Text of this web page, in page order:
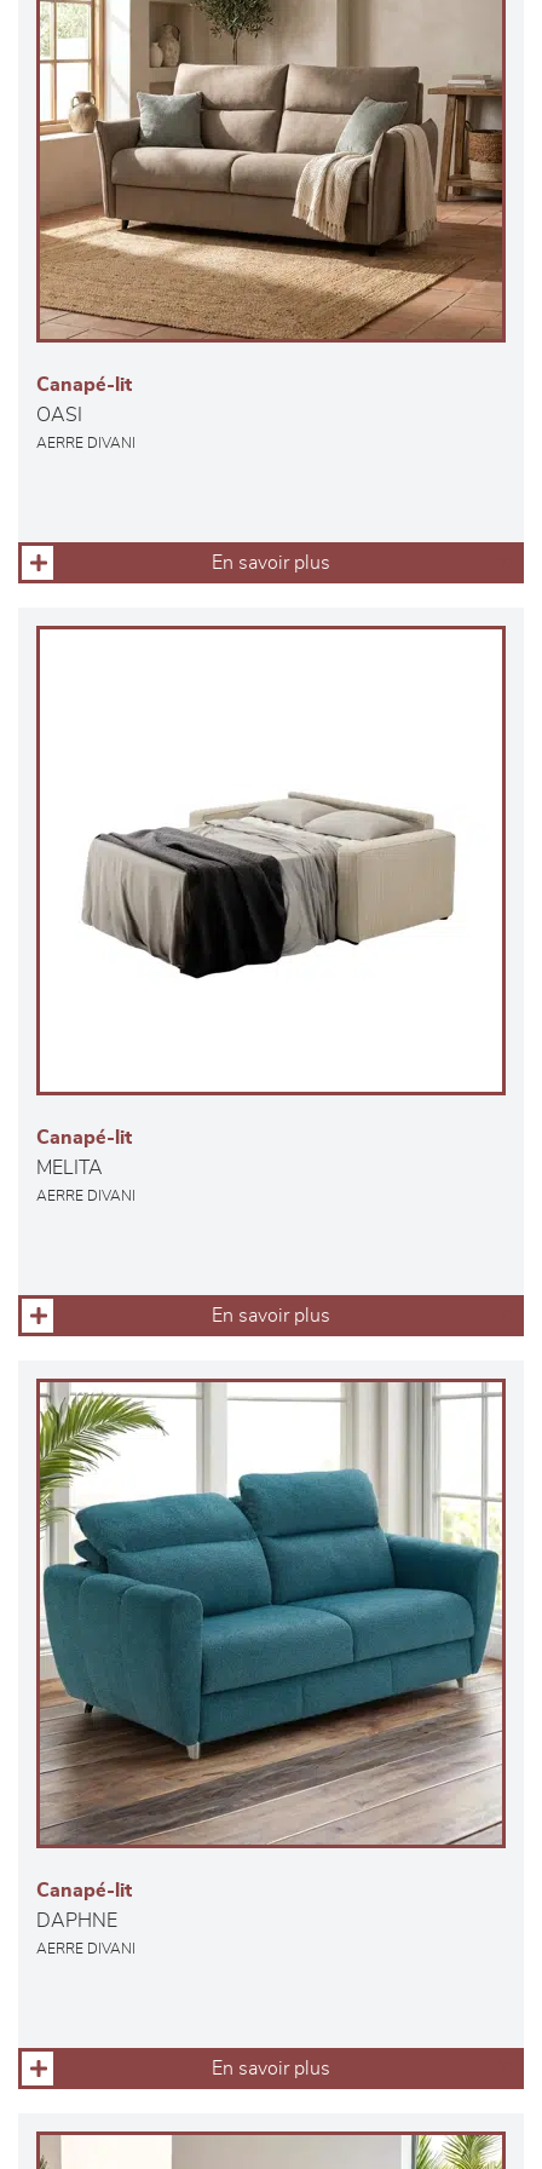
Canapé-lit
OASI
AERRE DIVANI
En savoir plus
Canapé-lit
MELITA
AERRE DIVANI
En savoir plus
Canapé-lit
DAPHNE
AERRE DIVANI
En savoir plus